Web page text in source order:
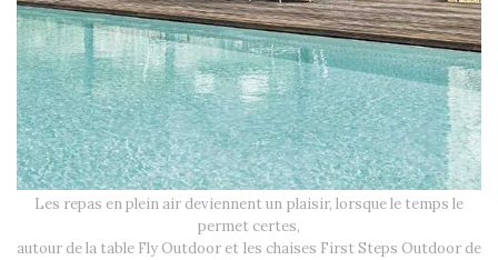
Les repas en plein air deviennent un plaisir, lorsque le temps le
permet certes,
autour de la table Fly Outdoor et les chaises First Steps Outdoor de